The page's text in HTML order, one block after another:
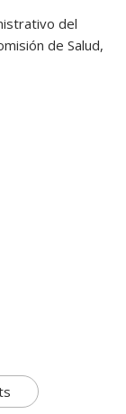
del
de Salud,